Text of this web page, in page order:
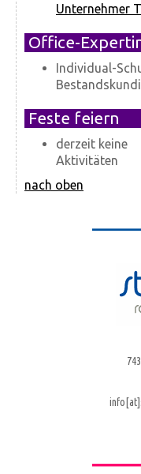
Unternehmer
Office-
Individual-
Feste feiern
derzeit keine
Aktivitäten
nach oben